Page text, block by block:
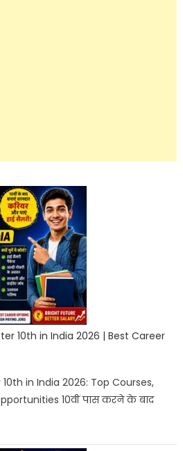
10th in India 2026 | Best Career
in India 2026: Top Courses,
10वीं पास करने के बाद